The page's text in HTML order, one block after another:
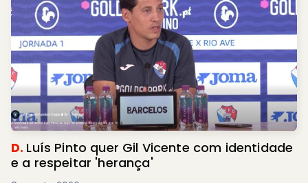
D. Luís Pinto quer Gil Vicente com identidade
e a respeitar 'herança'